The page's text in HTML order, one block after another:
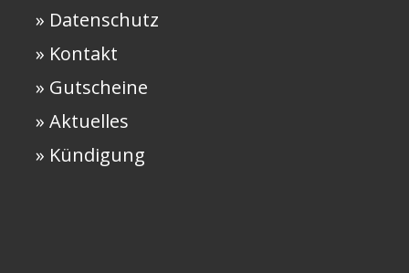
» Datenschutz
» Kontakt
» Gutscheine
» Aktuelles
» Kündigung